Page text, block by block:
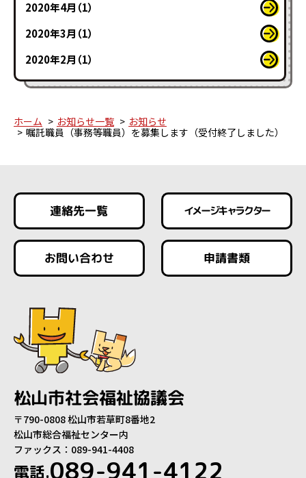
2020年4月（1）
2020年3月（1）
2020年2月（1）
ホーム お知らせ一覧
お知らせ
嘱託職員（事務等職員）を募集します（受付終了しました）
連絡先一覧 イメージキャラクター
お問い合わせ 申請書類
松山市社会福祉協議会
〒790-0808 松山市若草町8番地2
松山市総合福祉センター内
ファックス：089-941-4408
電話.089-941-4122